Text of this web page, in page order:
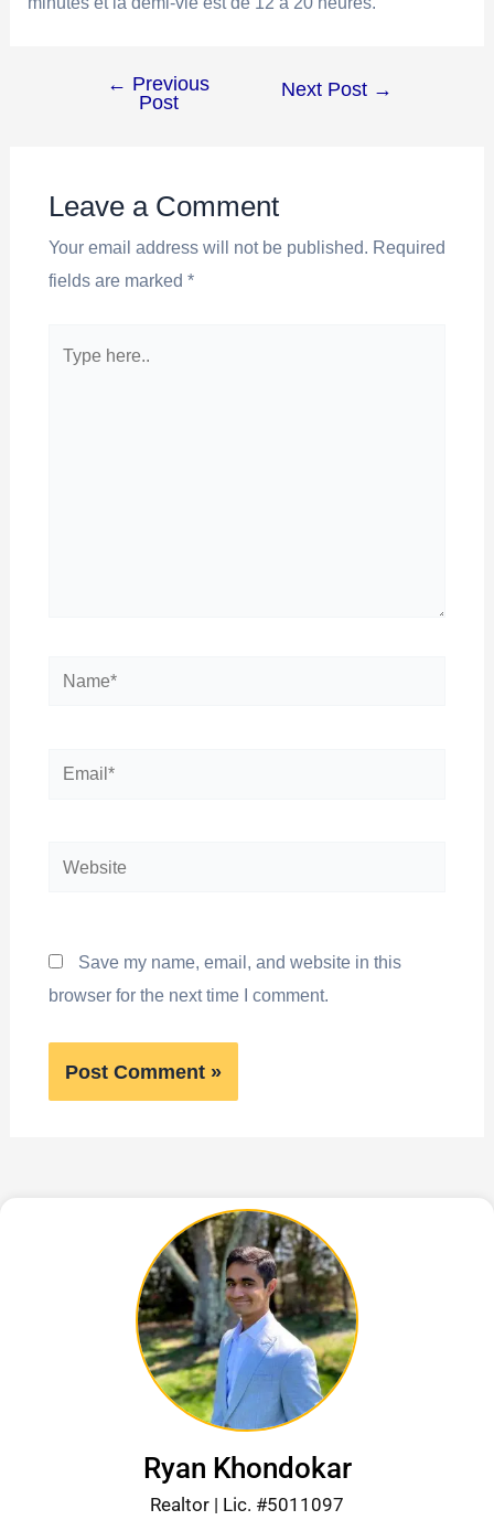
← Previous
Post
Next Post →
Leave a Comment
Your email address will not be published. Required
fields are marked *
Save my name, email, and website in this
browser for the next time I comment.
Ryan Khondokar
Realtor | Lic. #5011097